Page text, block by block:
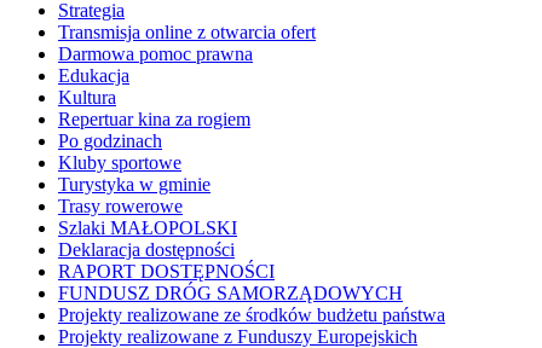
Strategia
Transmisja online z otwarcia ofert
Darmowa pomoc prawna
Edukacja
Kultura
Repertuar kina za rogiem
Po godzinach
Kluby sportowe
Turystyka w gminie
Trasy rowerowe
Szlaki MAŁOPOLSKI
Deklaracja dostępności
RAPORT DOSTĘPNOŚCI
FUNDUSZ DRÓG SAMORZĄDOWYCH
Projekty realizowane ze środków budżetu państwa
Projekty realizowane z Funduszy Europejskich